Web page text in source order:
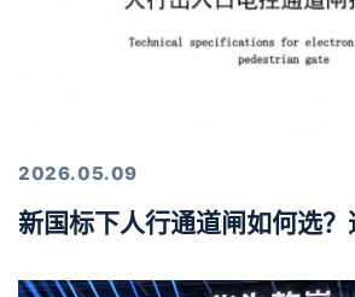
2026.05.09
新国标下人行通道闸如何选